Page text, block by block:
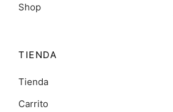
Shop
TIENDA
Tienda
Carrito